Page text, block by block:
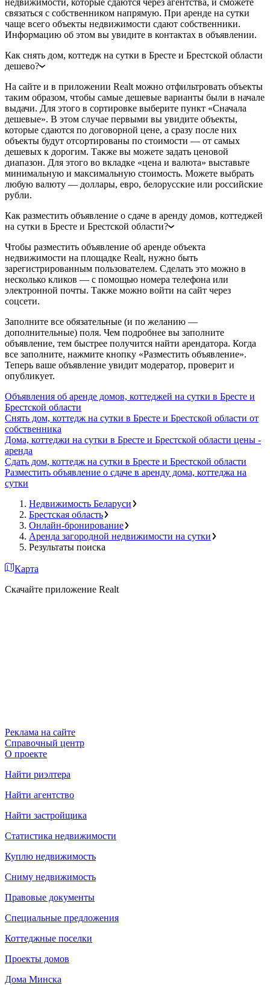
связаться с собственником напрямую. При аренде на сутки
чаще всего объекты недвижимости сдают собственники.
Информацию об этом вы увидите в контактах в объявлении.
Как снять дом, коттедж на сутки в Бресте и Брестской области
дешево?
На сайте и в приложении Realt можно отфильтровать объекты
таким образом, чтобы самые дешевые варианты были в начале
выдачи. Для этого в сортировке выберите пункт «Сначала
дешевые». В этом случае первыми вы увидите объекты,
которые сдаются по договорной цене, а сразу после них
объекты будут отсортированы по стоимости — от самых
дешевых к дорогим. Также вы можете задать ценовой
диапазон. Для этого во вкладке «цена и валюта» выставьте
минимальную и максимальную стоимость. Можете выбрать
любую валюту — доллары, евро, белорусские или российские
рубли.
Как разместить объявление о сдаче в аренду домов, коттеджей
на сутки в Бресте и Брестской области?
Чтобы разместить объявление об аренде объекта
недвижимости на площадке Realt, нужно быть
зарегистрированным пользователем. Сделать это можно в
несколько кликов — с помощью номера телефона или
электронной почты. Также можно войти на сайт через
соцсети.
Заполните все обязательные (и по желанию —
дополнительные) поля. Чем подробнее вы заполните
объявление, тем быстрее получится найти арендатора. Когда
все заполните, нажмите кнопку «Разместить объявление».
Теперь ваше объявление увидит модератор, проверит и
опубликует.
Объявления об аренде домов, коттеджей на сутки в Бресте и
Брестской области
Снять дом, коттедж на сутки в Бресте и Брестской области от
собственника
Дома, коттеджи на сутки в Бресте и Брестской области цены -
аренда
Сдать дом, коттедж на сутки в Бресте и Брестской области
Разместить объявление о сдаче в аренду дома, коттеджа на
сутки
Недвижимость Беларуси
Брестская область
Онлайн-бронирование
Аренда загородной недвижимости на сутки
Результаты поиска
Карта
Скачайте приложение Realt
Реклама на сайте
Справочный центр
О проекте
Найти риэлтера
Найти агентство
Найти застройщика
Статистика недвижимости
Куплю недвижимость
Сниму недвижимость
Правовые документы
Специальные предложения
Коттеджные поселки
Проекты домов
Дома Минска